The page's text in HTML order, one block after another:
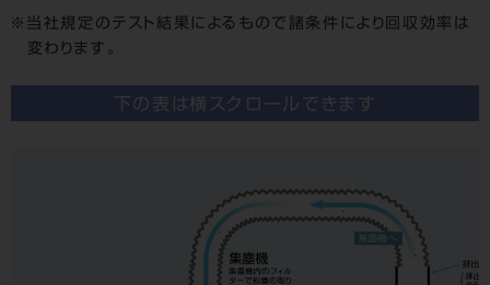
当社規定のテスト結果によるもので諸条件により回収効率は
変わります。
下の表は横スクロールできます